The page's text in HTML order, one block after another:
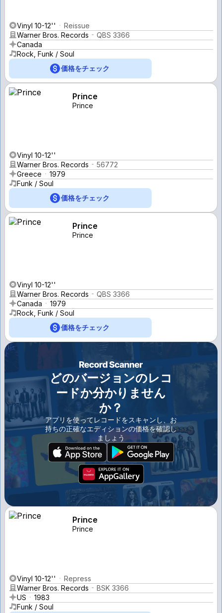
Vinyl 10-12''
Reissue
Warner Bros. Records
QBS 3366
Canada
Rock, Funk / Soul
価格をチェック
Prince
Prince
Vinyl 10-12''
Warner Bros. Records
56772
Greece
1979
Funk / Soul
価格をチェック
Prince
Prince
Vinyl 10-12''
Warner Bros. Records
QBS 3366
Canada
1979
Rock, Funk / Soul
価格をチェック
どのバージョンのレコ
ードか分かりません
か？
アプリを使ってレコードをスキャンし、お
持ちの正確なエディションの価格を確認し
ましょう
Prince
Prince
Vinyl 10-12''
Repress
Warner Bros. Records
BSK 3366
US
1983
Funk / Soul